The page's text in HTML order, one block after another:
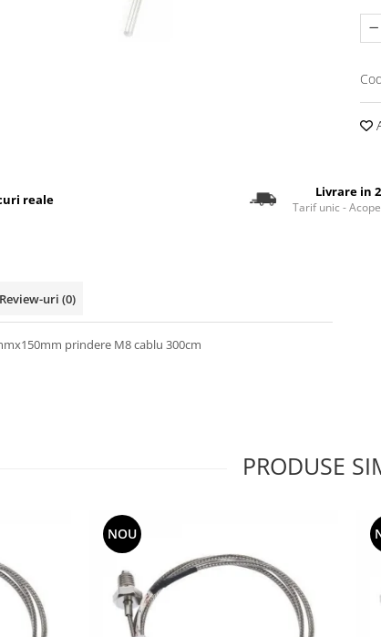
reale Livrare in
Tarif unic -
Review-uri (0)
prindere M8 cablu 300cm
PRODUSE
NOU